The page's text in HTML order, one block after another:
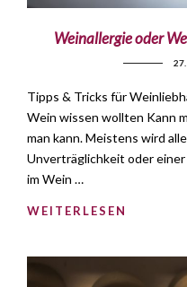
Weinallergie oder
Tipps & Tricks für
Wein wissen wollten Kann
man kann. Meistens wird
Unverträglichkeit oder
im Wein …
WEITERLESEN